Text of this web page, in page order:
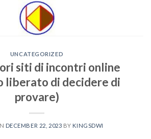
UNCATEGORIZED
siti di incontri online
liberato di decidere di
provare)
DECEMBER 22, 2023 BY KINGSDWI